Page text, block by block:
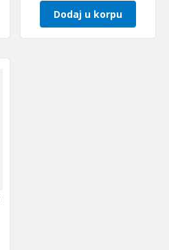
Dodaj u korpu